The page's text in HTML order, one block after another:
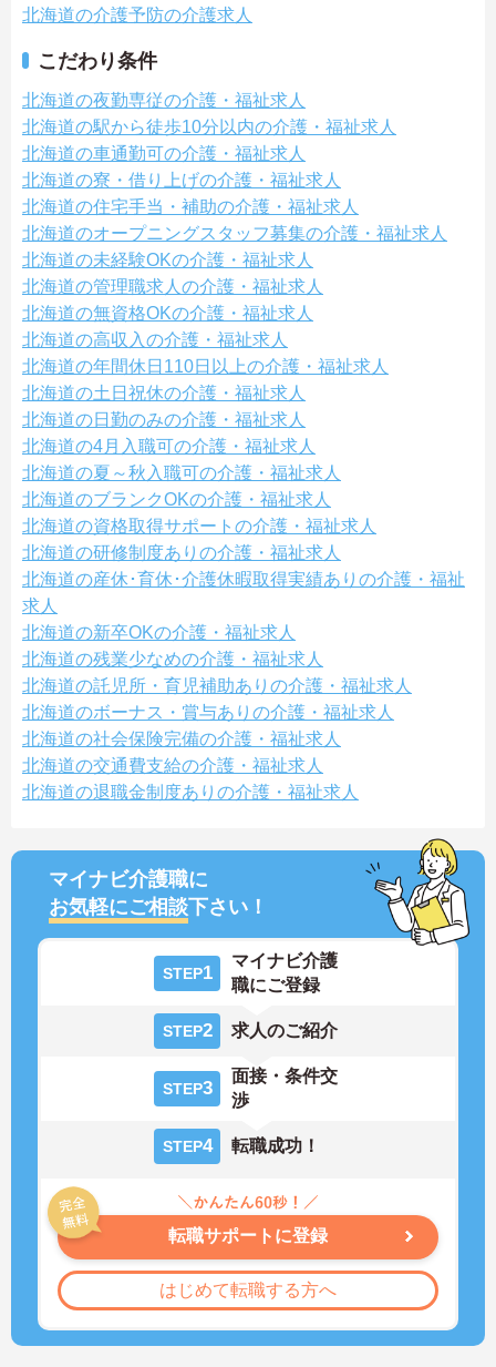
北海道の介護予防の介護求人
こだわり条件
北海道の夜勤専従の介護・福祉求人
北海道の駅から徒歩10分以内の介護・福祉求人
北海道の車通勤可の介護・福祉求人
北海道の寮・借り上げの介護・福祉求人
北海道の住宅手当・補助の介護・福祉求人
北海道のオープニングスタッフ募集の介護・福祉求人
北海道の未経験OKの介護・福祉求人
北海道の管理職求人の介護・福祉求人
北海道の無資格OKの介護・福祉求人
北海道の高収入の介護・福祉求人
北海道の年間休日110日以上の介護・福祉求人
北海道の土日祝休の介護・福祉求人
北海道の日勤のみの介護・福祉求人
北海道の4月入職可の介護・福祉求人
北海道の夏～秋入職可の介護・福祉求人
北海道のブランクOKの介護・福祉求人
北海道の資格取得サポートの介護・福祉求人
北海道の研修制度ありの介護・福祉求人
北海道の産休･育休･介護休暇取得実績ありの介護・福祉
求人
北海道の新卒OKの介護・福祉求人
北海道の残業少なめの介護・福祉求人
北海道の託児所・育児補助ありの介護・福祉求人
北海道のボーナス・賞与ありの介護・福祉求人
北海道の社会保険完備の介護・福祉求人
北海道の交通費支給の介護・福祉求人
北海道の退職金制度ありの介護・福祉求人
マイナビ介護職に
お気軽にご相談下さい！
STEP1
マイナビ介護
職にご登録
STEP2 求人のご紹介
STEP3
面接・条件交
渉
STEP4 転職成功！
転職サポートに登録
はじめて転職する方へ